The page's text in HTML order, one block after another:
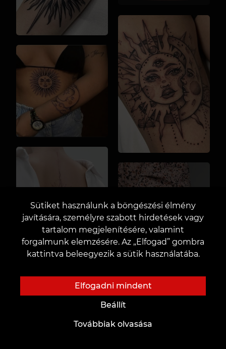
Sütiket használunk a böngészési élmény
javítására, személyre szabott hirdetések vagy
tartalom megjelenítésére, valamint
forgalmunk elemzésére. Az „Elfogad” gombra
kattintva beleegyezik a sütik használatába.
Elfogadni mindent
Beállít
Továbbiak olvasása